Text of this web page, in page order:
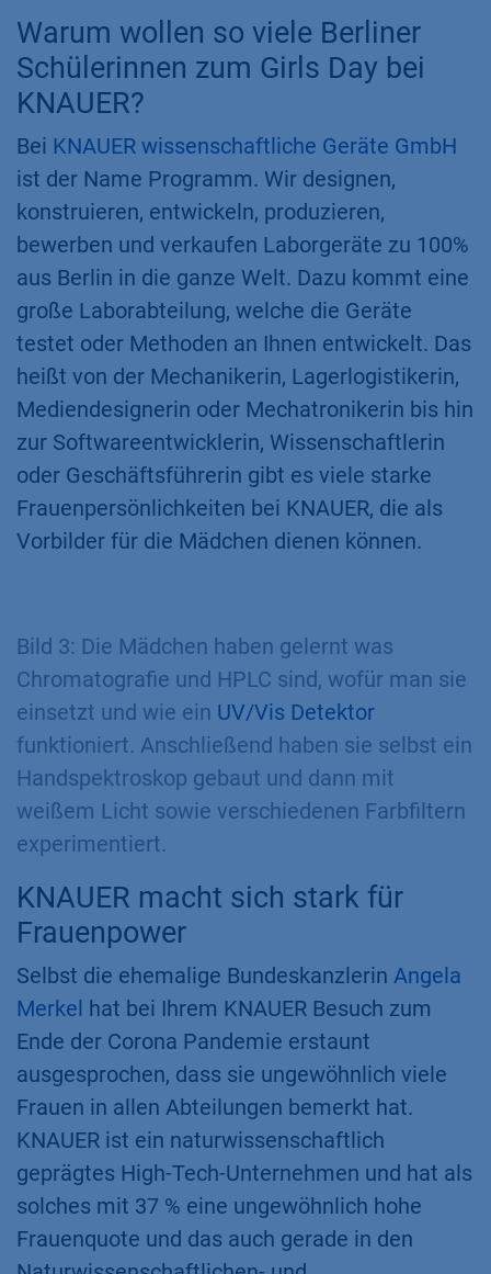
Warum wollen so viele Berliner
Schülerinnen zum Girls Day bei
KNAUER?
Bei KNAUER wissenschaftliche Geräte GmbH
ist der Name Programm. Wir designen,
konstruieren, entwickeln, produzieren,
bewerben und verkaufen Laborgeräte zu 100%
aus Berlin in die ganze Welt. Dazu kommt eine
große Laborabteilung, welche die Geräte
testet oder Methoden an Ihnen entwickelt. Das
heißt von der Mechanikerin, Lagerlogistikerin,
Mediendesignerin oder Mechatronikerin bis hin
zur Softwareentwicklerin, Wissenschaftlerin
oder Geschäftsführerin gibt es viele starke
Frauenpersönlichkeiten bei KNAUER, die als
Vorbilder für die Mädchen dienen können.
Bild 3: Die Mädchen haben gelernt was
Chromatografie und HPLC sind, wofür man sie
einsetzt und wie ein UV/Vis Detektor
funktioniert. Anschließend haben sie selbst ein
Handspektroskop gebaut und dann mit
weißem Licht sowie verschiedenen Farbfiltern
experimentiert.
KNAUER macht sich stark für
Frauenpower
Selbst die ehemalige Bundeskanzlerin Angela
Merkel hat bei Ihrem KNAUER Besuch zum
Ende der Corona Pandemie erstaunt
ausgesprochen, dass sie ungewöhnlich viele
Frauen in allen Abteilungen bemerkt hat.
KNAUER ist ein naturwissenschaftlich
geprägtes High-Tech-Unternehmen und hat als
solches mit 37 % eine ungewöhnlich hohe
Frauenquote und das auch gerade in den